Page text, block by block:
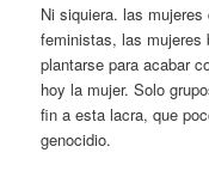
Ni siquiera. las
feministas, las mujeres
plantarse para acabar
hoy la mujer. Solo
fin a esta lacra, que
genocidio.